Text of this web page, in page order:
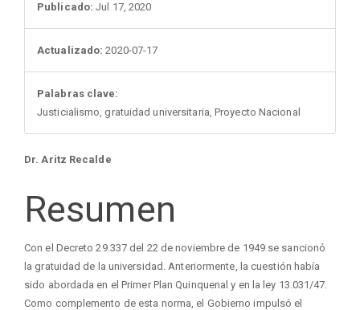
Publicado: Jul 17, 2020
Actualizado: 2020-07-17
Palabras clave:
Justicialismo, gratuidad universitaria, Proyecto Nacional
Contenido
principal
del
artículo
Dr. Aritz Recalde
Resumen
Con el Decreto 29.337 del 22 de noviembre de 1949 se sancionó
la gratuidad de la universidad. Anteriormente, la cuestión había
sido abordada en el Primer Plan Quinquenal y en la ley 13.031/47.
Como complemento de esta norma, el Gobierno impulsó el